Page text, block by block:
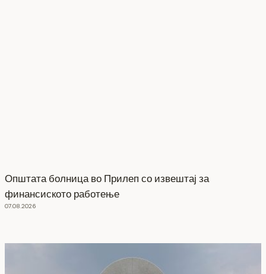
Општата болница во Прилеп со извештај за
финансиското работење
07.08.2026